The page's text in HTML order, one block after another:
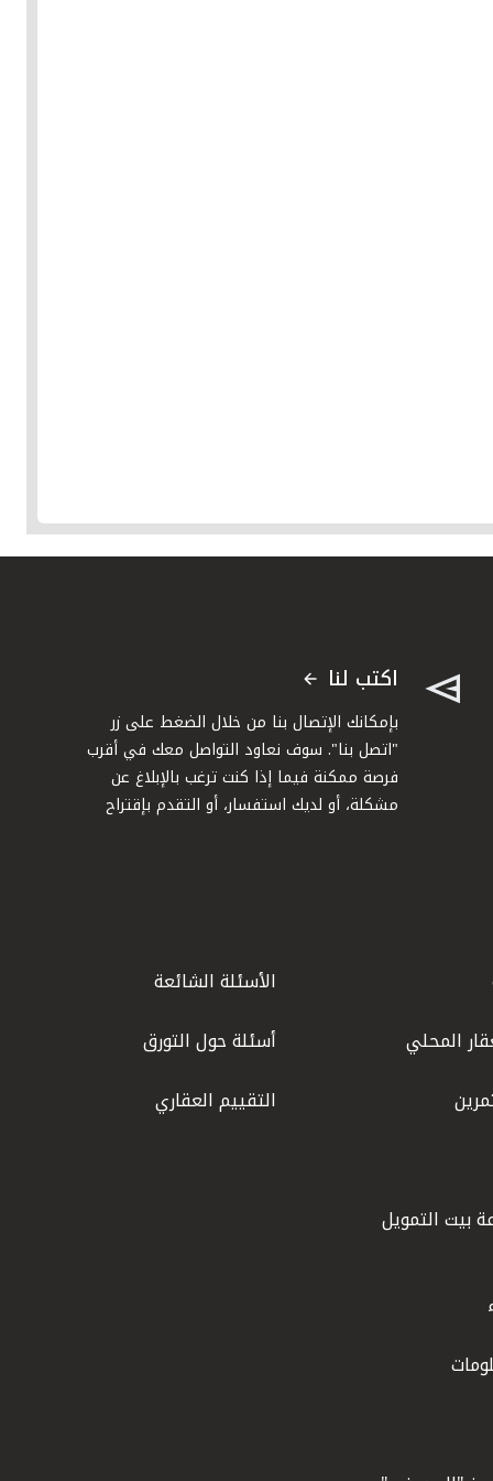
اكتب لنا
بإمكانك الإتصال بنا من خلال الضغط على زر
"اتصل بنا". سوف نعاود التواصل معك في أقرب
فرصة ممكنة فيما إذا كنت ترغب بالإبلاغ عن
مشكلة، أو لديك استفسار، أو التقدم بإقتراح
المحلي
بيت التمويل
الأسئلة الشائعة
أسئلة حول التورق
التقييم العقاري